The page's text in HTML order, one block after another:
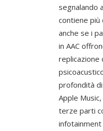
segnalando
contiene più
anche se i
in AAC
replicazione
profondità
Apple
terze parti